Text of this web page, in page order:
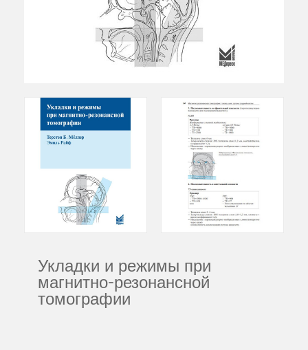
Укладки и режимы при
магнитно-резонансной
томографии